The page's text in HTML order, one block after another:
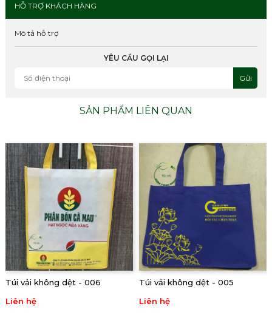
HỖ TRỢ KHÁCH HÀNG
Mô tả hỗ trợ
YÊU CẦU GỌI LẠI
Gửi
SẢN PHẨM LIÊN QUAN
Túi vải không dệt - 006
Liên hệ
Túi vải không dệt - 005
Liên hệ